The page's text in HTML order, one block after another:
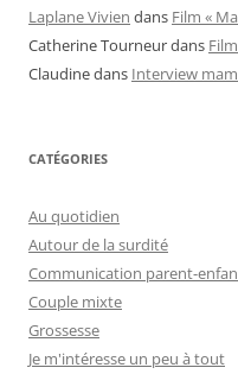
Laplane Vivien dans Film «
Catherine Tourneurdans
Claudinedans Interview
CATÉGORIES
Au quotidien
Autour de la surdité
Communication parent-
Couple mixte
Grossesse
Je m'intéresse un peu à tout